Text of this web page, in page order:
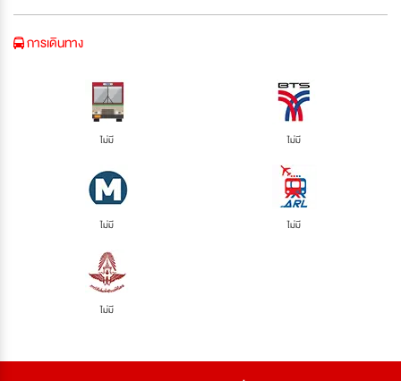
การเดินทาง
ไม่มี ไม่มี
ไม่มี ไม่มี
ไม่มี